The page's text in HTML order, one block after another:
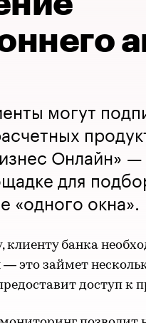
могут
Онлайн»
для
«одного окна».
клиенту банка
это займет
доступ к